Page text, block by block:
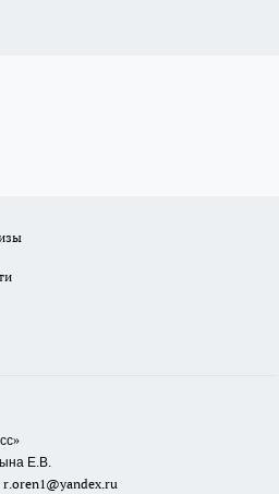
»
Е.В.
r.oren1@yandex.ru